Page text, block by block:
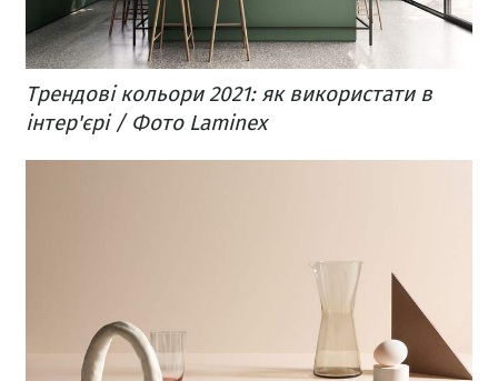
Трендові кольори 2021: як використати в
інтер'єрі / Фото Laminex